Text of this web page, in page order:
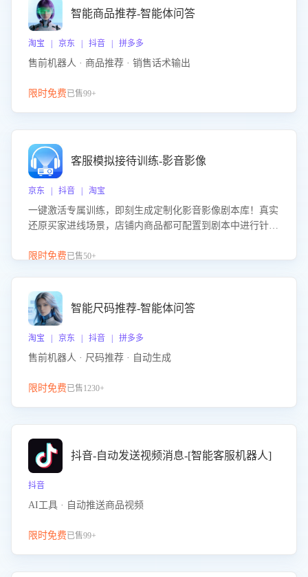
智能商品推荐-智能体问答
淘宝 | 京东 | 抖音 | 拼多多
售前机器人 · 商品推荐 · 销售话术输出
限时免费已售99+
客服模拟接待训练-影音影像
京东 | 抖音 | 淘宝
一键激活专属训练，即刻生成定制化影音影像剧本库！真实
还原买家进线场景，店铺内商品都可配置到剧本中进行针对
击 “立即开通”，快速获取影音影像类目剧本，一键开启客服
限时免费已售50+
智能尺码推荐-智能体问答
淘宝 | 京东 | 抖音 | 拼多多
售前机器人 · 尺码推荐 · 自动生成
限时免费已售1230+
抖音-自动发送视频消息-[智能客服机器人]
抖音
AI工具 · 自动推送商品视频
限时免费已售99+